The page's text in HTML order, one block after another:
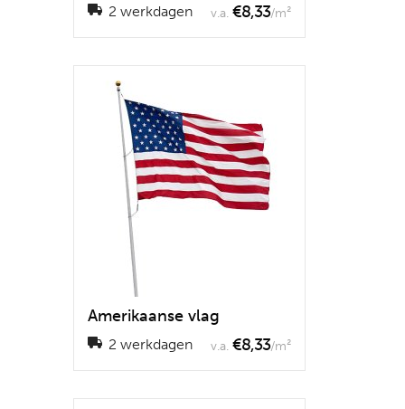
2 werkdagen v.a. €8,33/m²
Amerikaanse vlag
2 werkdagen v.a. €8,33/m²